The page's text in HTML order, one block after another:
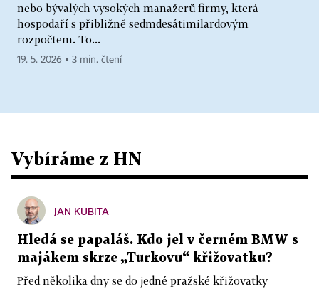
nebo bývalých vysokých manažerů firmy, která
hospodaří s přibližně sedmdesátimilardovým
rozpočtem. To...
19. 5. 2026 ▪ 3 min. čtení
Vybíráme z HN
JAN KUBITA
Hledá se papaláš. Kdo jel v černém BMW s
majákem skrze „Turkovu“ křižovatku?
Před několika dny se do jedné pražské křižovatky